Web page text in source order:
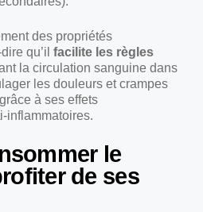
des propriétés
qu’il facilite les règles
la circulation sanguine dans
les douleurs et crampes
à ses effets
inflammatoires.
le
de ses